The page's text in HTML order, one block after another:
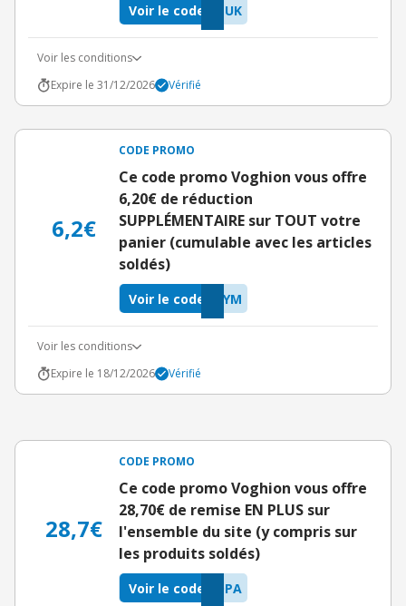
EUK
Voir le code
Voir les conditions
Expire le 31/12/2026
Vérifié
6,2€
CODE PROMO
Ce code promo Voghion vous offre
6,20€ de réduction
SUPPLÉMENTAIRE sur TOUT votre
panier (cumulable avec les articles
soldés)
KYM
Voir le code
Voir les conditions
Expire le 18/12/2026
Vérifié
28,7€
CODE PROMO
Ce code promo Voghion vous offre
28,70€ de remise EN PLUS sur
l'ensemble du site (y compris sur
les produits soldés)
OPA
Voir le code